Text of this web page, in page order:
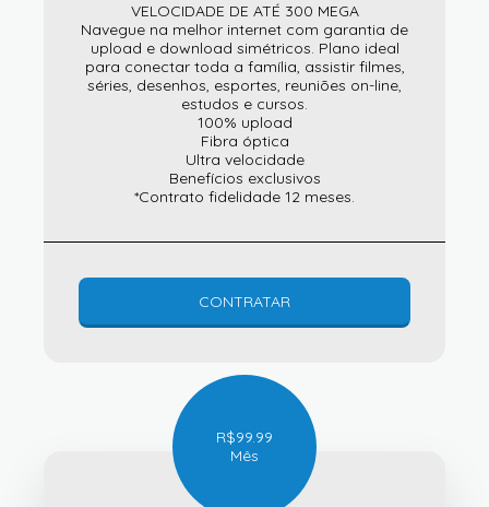
VELOCIDADE DE ATÉ 300 MEGA
Navegue na melhor internet com garantia de
upload e download simétricos. Plano ideal
para conectar toda a família, assistir filmes,
séries, desenhos, esportes, reuniões on-line,
estudos e cursos.
100% upload
Fibra óptica
Ultra velocidade
Benefícios exclusivos
*Contrato fidelidade 12 meses.
CONTRATAR
R$99.99
Mês